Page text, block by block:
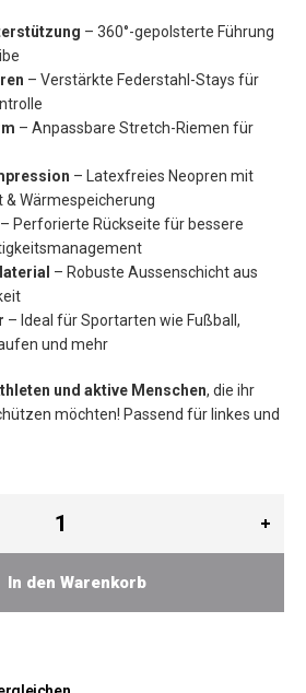
– 360°-gepolsterte Führung
– Verstärkte Federstahl-Stays für
– Anpassbare Stretch-Riemen für
– Latexfreies Neopren mit
Wärmespeicherung
– Perforierte Rückseite für bessere
– Robuste Aussenschicht aus
– Ideal für Sportarten wie Fußball,
und mehr
und aktive Menschen, die ihr
möchten! Passend für linkes und
In den Warenkorb